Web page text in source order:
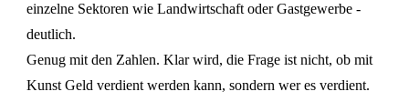
einzelne Sektoren wie Landwirtschaft oder Gastgewerbe -
deutlich.
Genug mit den Zahlen. Klar wird, die Frage ist nicht, ob mit
Kunst Geld verdient werden kann, sondern wer es verdient.